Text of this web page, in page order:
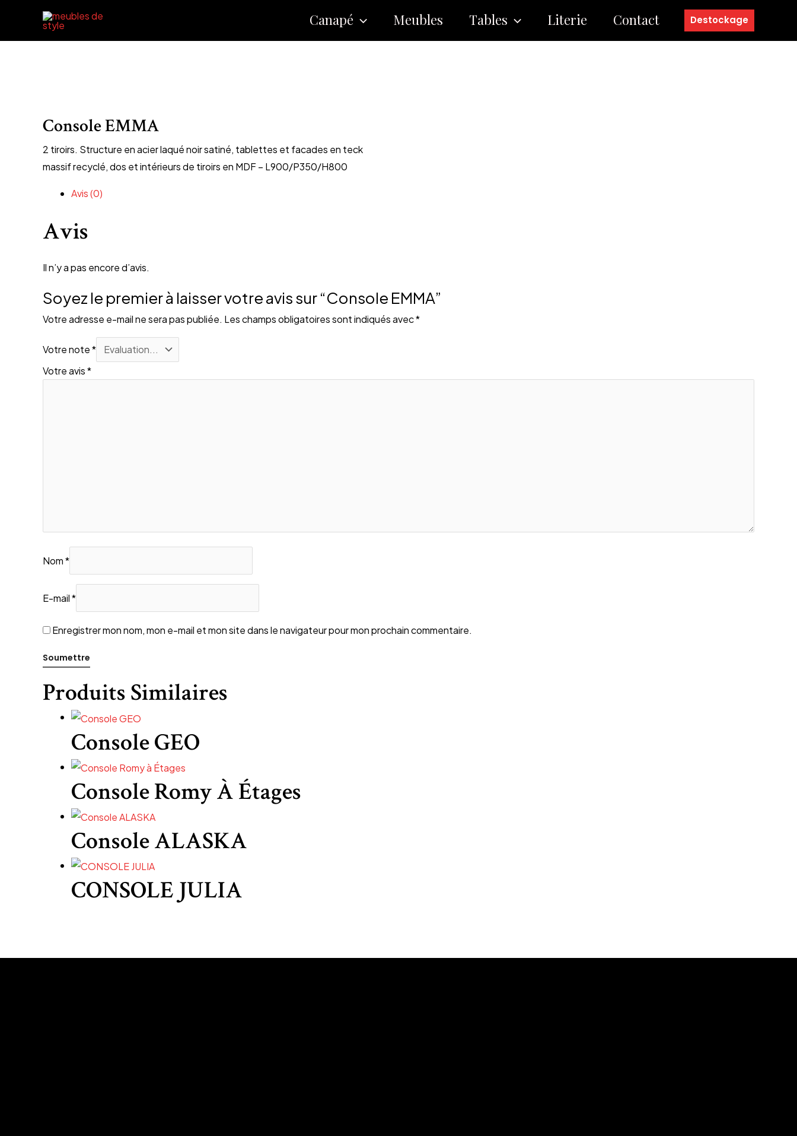
contenu
Canapé Meubles Tables Literie Contact Destockage
Console EMMA
2 tiroirs. Structure en acier laqué noir satiné, tablettes et facades en teck
massif recyclé, dos et intérieurs de tiroirs en MDF – L900/P350/H800
Avis (0)
Avis
Il n’y a pas encore d’avis.
Soyez le premier à laisser votre avis sur “Console EMMA”
Votre adresse e-mail ne sera pas publiée. Les champs obligatoires sont indiqués avec*
Votre note*
Votre avis*
Nom*
E-mail*
Enregistrer mon nom, mon e-mail et mon site dans le navigateur pour mon prochain commentaire.
Produits Similaires
Console GEO
Console Romy À Étages
Console ALASKA
CONSOLE JULIA